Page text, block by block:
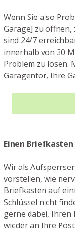
Wenn Sie also
Garage] zu öffnen,
sind 24/7
innerhalb von 30
Problem zu lösen.
Garagentor, Ihre
Einen
Wir als
vorstellen, wie
Briefkasten auf
Schlüssel nicht
gerne dabei, Ihren
wieder an Ihre